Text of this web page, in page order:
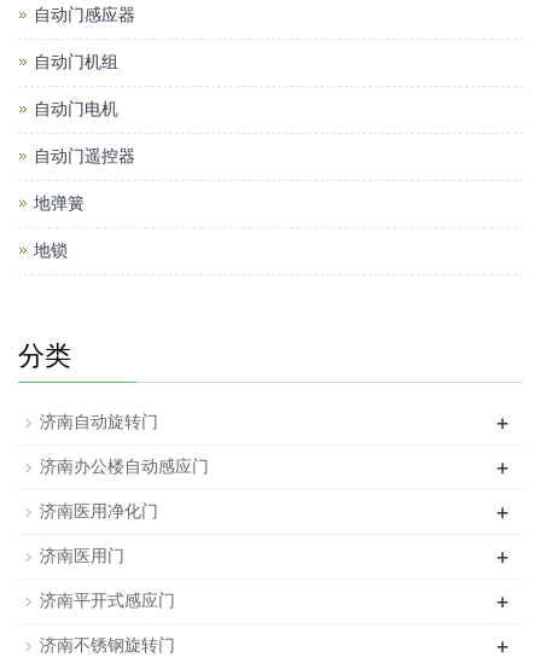
自动门感应器
自动门机组
自动门电机
自动门遥控器
地弹簧
地锁
分类
济南自动旋转门 +
济南办公楼自动感应门 +
济南医用净化门 +
济南医用门 +
济南平开式感应门 +
济南不锈钢旋转门 +